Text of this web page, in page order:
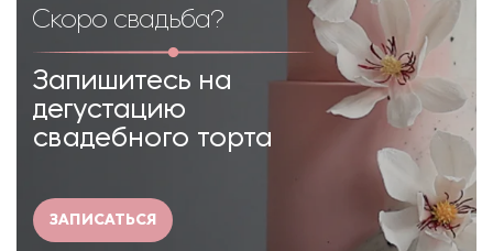
Скоро свадьба?
Запишитесь на
дегустацию
свадебного торта
ЗАПИСАТЬСЯ